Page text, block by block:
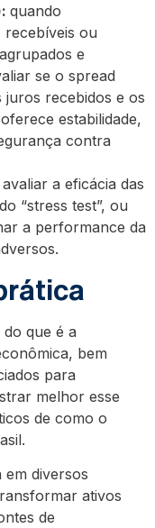
quando
recebíveis ou
e
se o spread
recebidos e os
estabilidade,
contra
a eficácia das
“stress test”, ou
a performance da
que é a
bem
para
melhor esse
de como o
em diversos
ativos
de